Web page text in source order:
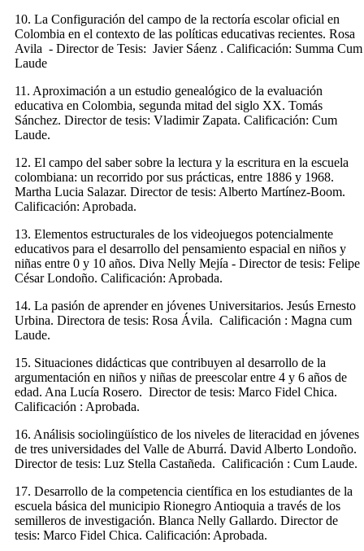
10. La Configuración del campo de la rectoría escolar oficial en
Colombia en el contexto de las políticas educativas recientes. Rosa
Avila - Director de Tesis: Javier Sáenz . Calificación: Summa Cum
Laude
11. Aproximación a un estudio genealógico de la evaluación
educativa en Colombia, segunda mitad del siglo XX. Tomás
Sánchez. Director de tesis: Vladimir Zapata. Calificación: Cum
Laude.
12. El campo del saber sobre la lectura y la escritura en la escuela
colombiana: un recorrido por sus prácticas, entre 1886 y 1968.
Martha Lucia Salazar. Director de tesis: Alberto Martínez-Boom.
Calificación: Aprobada.
13. Elementos estructurales de los videojuegos potencialmente
educativos para el desarrollo del pensamiento espacial en niños y
niñas entre 0 y 10 años. Diva Nelly Mejía - Director de tesis: Felipe
César Londoño. Calificación: Aprobada.
14. La pasión de aprender en jóvenes Universitarios. Jesús Ernesto
Urbina. Directora de tesis: Rosa Ávila. Calificación : Magna cum
Laude.
15. Situaciones didácticas que contribuyen al desarrollo de la
argumentación en niños y niñas de preescolar entre 4 y 6 años de
edad. Ana Lucía Rosero. Director de tesis: Marco Fidel Chica.
Calificación : Aprobada.
16. Análisis sociolingüístico de los niveles de literacidad en jóvenes
de tres universidades del Valle de Aburrá. David Alberto Londoño.
Director de tesis: Luz Stella Castañeda. Calificación : Cum Laude.
17. Desarrollo de la competencia científica en los estudiantes de la
escuela básica del municipio Rionegro Antioquia a través de los
semilleros de investigación. Blanca Nelly Gallardo. Director de
tesis: Marco Fidel Chica. Calificación: Aprobada.